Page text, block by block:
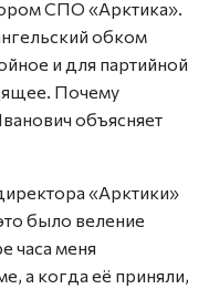
СПО «Арктика».
обком
и для партийной
Почему
объясняет
«Арктики»
было веление
часа меня
а когда её приняли,